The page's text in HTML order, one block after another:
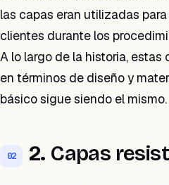
las capas eran utilizadas
clientes durante los
A lo largo de la historia,
en términos de diseño y
básico sigue siendo el mismo.
02 2. Capas